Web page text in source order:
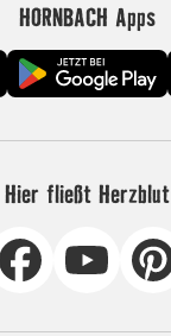
HORNBACH Apps
Hier fließt Herzblut